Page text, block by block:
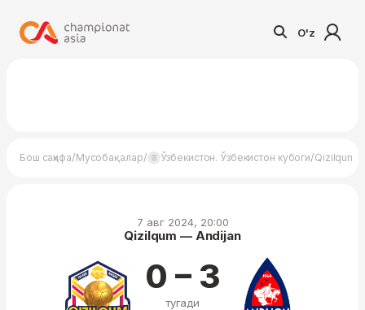
O'z
Бош саҳифа/Мусобақалар/ Ўзбекистон. Ўзбекистон кубоги/Qizilqum
7 авг 2024, 20:00
Qizilqum — Andijan
0 – 3
тугади